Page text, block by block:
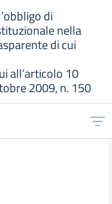
di
nella
di cui
all’articolo 10
2009, n. 150